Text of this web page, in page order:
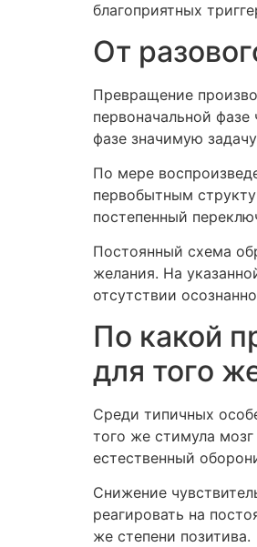
благоприятных
От
Превращение
первоначальной
фазе значимую
По мере
первобытным
постепенный
Постоянный схема
желания. На
отсутствии
По какой
для того
Среди типичных
того же стимула
естественный
Снижение
реагировать на
же степени позитива.